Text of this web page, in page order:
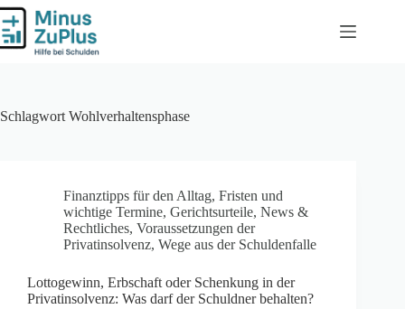
Zum
Inhalt
springen
Schlagwort Wohlverhaltensphase
Finanztipps für den Alltag, Fristen und
wichtige Termine, Gerichtsurteile, News &
Rechtliches, Voraussetzungen der
Privatinsolvenz, Wege aus der Schuldenfalle
Lottogewinn, Erbschaft oder Schenkung in der
Privatinsolvenz: Was darf der Schuldner behalten?